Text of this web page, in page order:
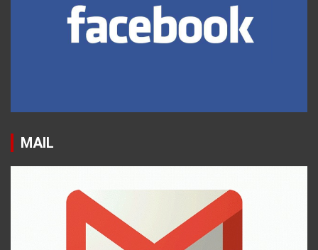
MAIL